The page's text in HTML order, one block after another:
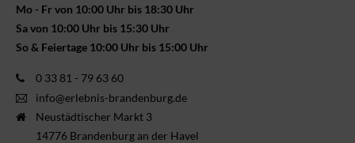
Mo - Fr von 10:00 Uhr bis 18:30 Uhr
Sa von 10:00 Uhr bis 15:30 Uhr
So & Feiertage 10:00 Uhr bis 15:00 Uhr
0 33 81 - 79 63 60
info@erlebnis-brandenburg.de
Neustädtischer Markt 3
14776 Brandenburg an der Havel